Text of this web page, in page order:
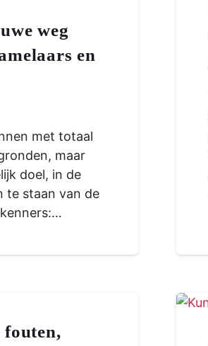
weg
en
met totaal
maar
doel, in de
te staan ​​van de
fouten,